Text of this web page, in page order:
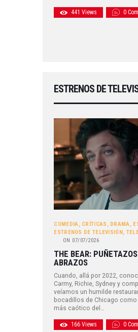
441 Views 0
ESTRENOS DE
COMEDIA, CRÍTICAS , DRAMA,
ESTRENOS DE TELEVISIÓN,
ON 07/07/2026
THE BEAR:
ABRAZOS
Cuando, allá por 2022,
Carmy, Richie, Sydney y
veíamos un humilde
bocadillos de Chicago como
más caótico del…
166 Views 0